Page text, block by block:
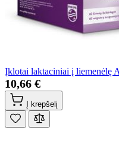
Įklotai laktaciniai į liemenėlę
10,66 €
Į krepšelį